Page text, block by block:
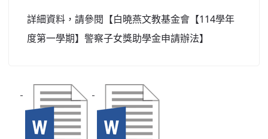
詳細資料，請參閱【白曉燕文教基金會【114學年
度第一學期】警察子女獎助學金申請辦法】